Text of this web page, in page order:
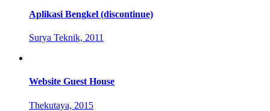
Aplikasi Bengkel (discontinue)
Surya Teknik, 2011
Website Guest House
Thekutaya, 2015